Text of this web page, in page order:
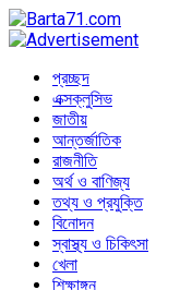
প্রচ্ছদ
এক্সক্লুসিভ
জাতীয়
আন্তর্জাতিক
রাজনীতি
অর্থ ও বাণিজ্য
তথ্য ও প্রযুক্তি
বিনোদন
স্বাস্থ্য ও চিকিৎসা
খেলা
শিক্ষাঙ্গন